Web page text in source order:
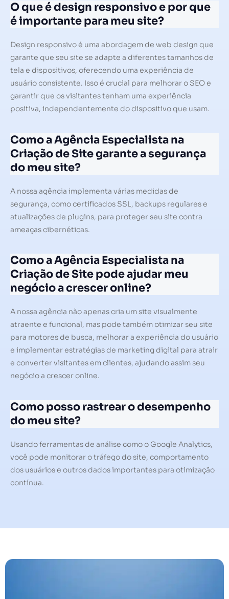
O que é design responsivo e por que
é importante para meu site?
Design responsivo é uma abordagem de web design que
garante que seu site se adapte a diferentes tamanhos de
tela e dispositivos, oferecendo uma experiência de
usuário consistente. Isso é crucial para melhorar o SEO e
garantir que os visitantes tenham uma experiência
positiva, independentemente do dispositivo que usam.
Como a Agência Especialista na
Criação de Site garante a segurança
do meu site?
A nossa agência implementa várias medidas de
segurança, como certificados SSL, backups regulares e
atualizações de plugins, para proteger seu site contra
ameaças cibernéticas.
Como a Agência Especialista na
Criação de Site pode ajudar meu
negócio a crescer online?
A nossa agência não apenas cria um site visualmente
atraente e funcional, mas pode também otimizar seu site
para motores de busca, melhorar a experiência do usuário
e implementar estratégias de marketing digital para atrair
e converter visitantes em clientes, ajudando assim seu
negócio a crescer online.
Como posso rastrear o desempenho
do meu site?
Usando ferramentas de análise como o Google Analytics,
você pode monitorar o tráfego do site, comportamento
dos usuários e outros dados importantes para otimização
contínua.